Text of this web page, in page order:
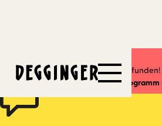
Dieses Event hat schon stattgefunden!
gerne in unseremaktuellen Programm
1.3.2023